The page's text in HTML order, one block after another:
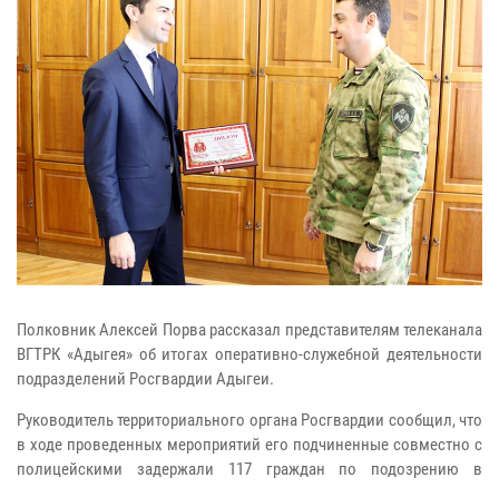
Полковник Алексей Порва рассказал представителям телеканала
ВГТРК «Адыгея» об итогах оперативно-служебной деятельности
подразделений Росгвардии Адыгеи.
Руководитель территориального органа Росгвардии сообщил, что
в ходе проведенных мероприятий его подчиненные совместно с
полицейскими задержали 117 граждан по подозрению в